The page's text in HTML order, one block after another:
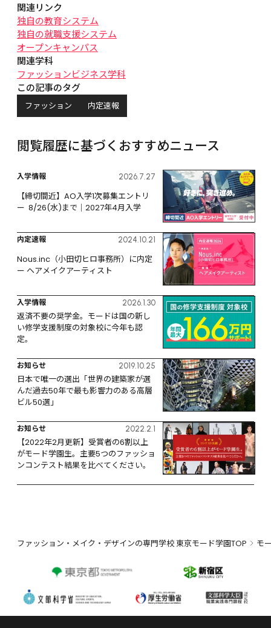
関連リンク
独自の教育システム
独自の就職支援システム
オープンキャンパス
関連学科
ファッションビジネス学科
この記事のタグ
ファッション 内定速報
閲覧履歴に基づくおすすめニュース
入学情報 2026.7.27
【締切間近】AO入学1次募集エントリ
ー  8/26(水)まで｜2027年4月入学
内定速報 2024.10.21
Nous.inc（小田切ヒロ事務所）に内定
ー ヘアメイクアーティスト
入学情報 2026.1.30
返済不要の奨学金。モードは国の新し
い修学支援制度の対象校に今年も認
定。
お知らせ 2019.10.25
日本で唯一の選出「世界の建築家が選
んだ過去50年で最も影響力のある高層
ビル50選」
お知らせ 2022.2.1
【2022年2月更新】受賞者の6割以上
がモード学園生。主要5つのファッショ
ンコンテスト結果を比べてください。
ファッション・メイク・デザインの専門学校 東京モード学園TOP モ